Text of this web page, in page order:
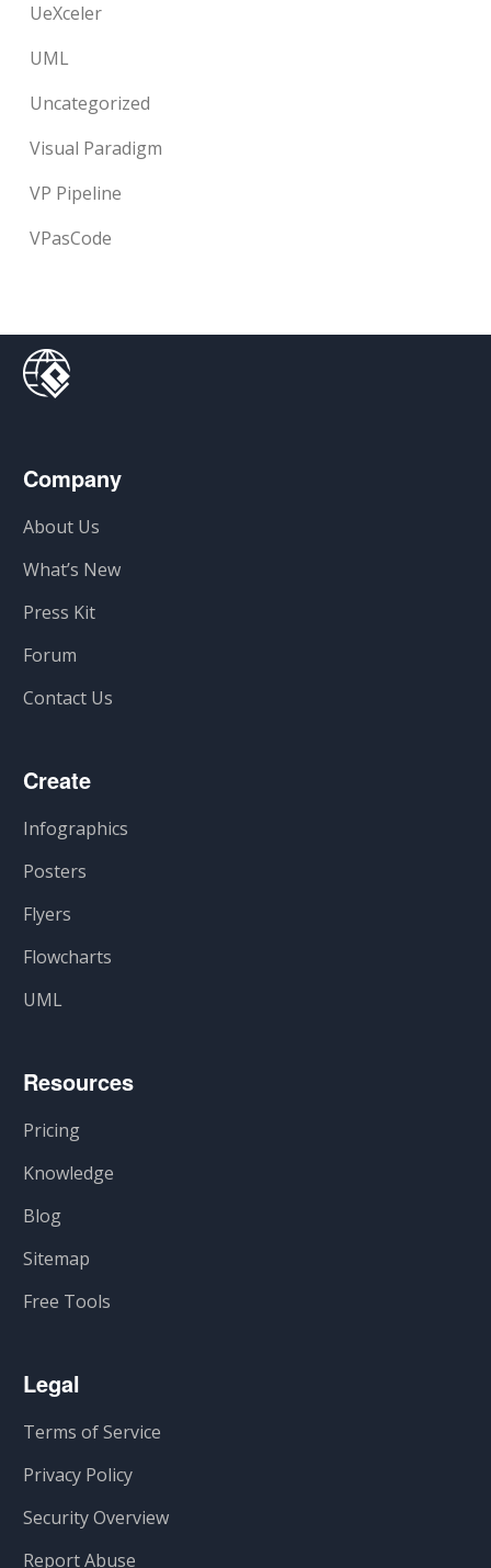
UeXceler
UML
Uncategorized
Visual Paradigm
VP Pipeline
VPasCode
Company
About Us
What’s New
Press Kit
Forum
Contact Us
Create
Infographics
Posters
Flyers
Flowcharts
UML
Resources
Pricing
Knowledge
Blog
Sitemap
Free Tools
Legal
Terms of Service
Privacy Policy
Security Overview
Report Abuse